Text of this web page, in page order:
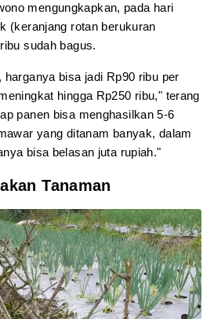
mengungkapkan, pada hari
(keranjang rotan berukuran
sudah bagus.
bisa jadi Rp90 ribu per
hingga Rp250 ribu," terang
panen bisa menghasilkan 5-6
yang ditanam banyak, dalam
bisa belasan juta rupiah."
Tanaman